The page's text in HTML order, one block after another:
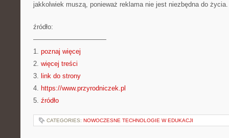
jakkolwiek muszą, ponieważ reklama nie jest niezbędna do życia.
źródło:
———————————
1. poznaj więcej
2. więcej treści
3. link do strony
4. https://www.przyrodniczek.pl
5. źródło
CATEGORIES: NOWOCZESNE TECHNOLOGIE W EDUKACJI